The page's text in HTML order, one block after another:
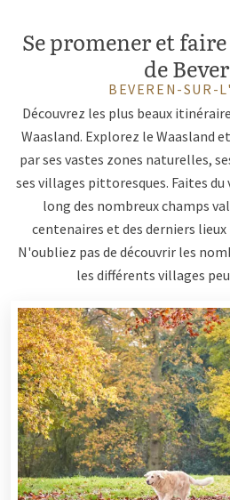
Se promener et
de
BEVEREN-SUR-
Découvrez les plus beaux
Waasland. Explorez le Waasland
par ses vastes zones naturelles,
ses villages pittoresques. Faites
long des nombreux champs
centenaires et des derniers lieux
N'oubliez pas de découvrir les
les différents villages